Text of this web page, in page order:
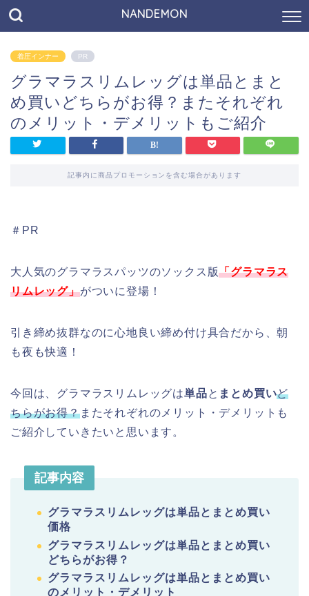
NANDEMON
着圧インナー PR
グラマラスリムレッグは単品とまと
め買いどちらがお得？またそれぞれ
のメリット・デメリットもご紹介
記事内に商品プロモーションを含む場合があります
＃PR
大人気のグラマラスパッツのソックス版「グラマラス
リムレッグ」がついに登場！
引き締め抜群なのに心地良い締め付け具合だから、朝
も夜も快適！
今回は、グラマラスリムレッグは単品と まとめ買いど
ちらがお得？またそれぞれのメリット・デメリットも
ご紹介していきたいと思います。
記事内容
グラマラスリムレッグは単品とまとめ買い
価格
グラマラスリムレッグは単品とまとめ買い
どちらがお得？
グラマラスリムレッグは単品とまとめ買い
のメリット・デメリット